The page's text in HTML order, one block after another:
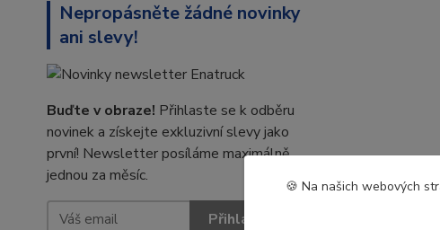
Nepropásněte žádné novinky
ani slevy!
Buďte v obraze! Přihlaste se k odběru
novinek a získejte exkluzivní slevy jako
první! Newsletter posíláme maximálně
jednou za měsíc.
Přihlásit se
🍪 Na našich webových